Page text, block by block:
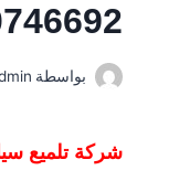
بواسطة
شركة تلميع